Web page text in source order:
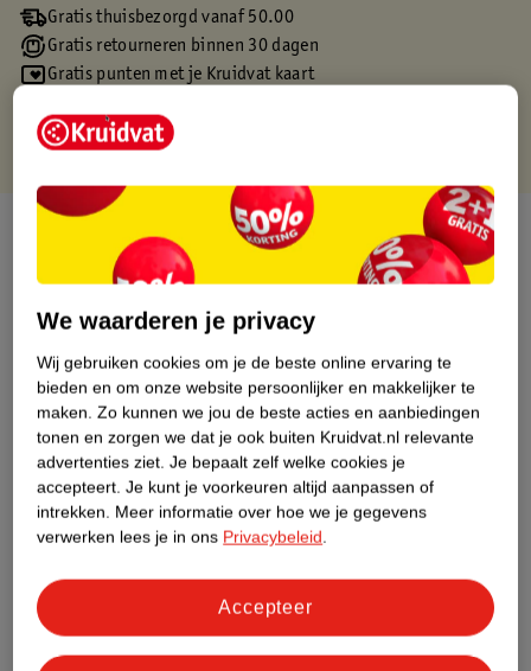
Gratis thuisbezorgd vanaf 50.00
Gratis retourneren binnen 30 dagen
Gratis punten met je Kruidvat kaart
Over dit product
Productinformatie
Etiketinformatie
Nature Impact Score
Dit product heeft (nog) geen Nature
Impact Score.
Meer informatie
Bestel & Bezorginformatie
We waarderen je privacy
Wij gebruiken cookies om je de beste online ervaring te
bieden en om onze website persoonlijker en makkelijker te
maken. Zo kunnen we jou de beste acties en aanbiedingen
tonen en zorgen we dat je ook buiten Kruidvat.nl relevante
advertenties ziet. Je bepaalt zelf welke cookies je
accepteert. Je kunt je voorkeuren altijd aanpassen of
intrekken. Meer informatie over hoe we je gegevens
verwerken lees je in ons Privacybeleid.
Accepteer